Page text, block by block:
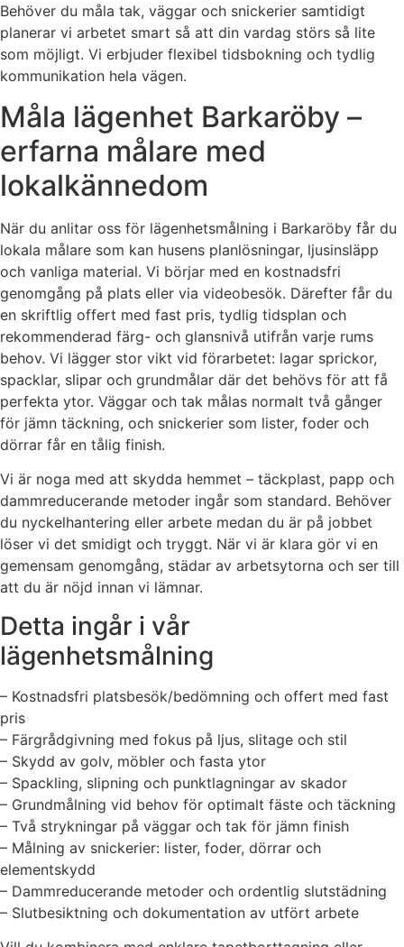
Behöver du måla tak, väggar och snickerier samtidigt
planerar vi arbetet smart så att din vardag störs så lite
som möjligt. Vi erbjuder flexibel tidsbokning och tydlig
kommunikation hela vägen.
Måla lägenhet Barkaröby –
erfarna målare med
lokalkännedom
När du anlitar oss för lägenhetsmålning i Barkaröby får du
lokala målare som kan husens planlösningar, ljusinsläpp
och vanliga material. Vi börjar med en kostnadsfri
genomgång på plats eller via videobesök. Därefter får du
en skriftlig offert med fast pris, tydlig tidsplan och
rekommenderad färg- och glansnivå utifrån varje rums
behov. Vi lägger stor vikt vid förarbetet: lagar sprickor,
spacklar, slipar och grundmålar där det behövs för att få
perfekta ytor. Väggar och tak målas normalt två gånger
för jämn täckning, och snickerier som lister, foder och
dörrar får en tålig finish.
Vi är noga med att skydda hemmet – täckplast, papp och
dammreducerande metoder ingår som standard. Behöver
du nyckelhantering eller arbete medan du är på jobbet
löser vi det smidigt och tryggt. När vi är klara gör vi en
gemensam genomgång, städar av arbetsytorna och ser till
att du är nöjd innan vi lämnar.
Detta ingår i vår
lägenhetsmålning
– Kostnadsfri platsbesök/bedömning och offert med fast
pris
– Färgrådgivning med fokus på ljus, slitage och stil
– Skydd av golv, möbler och fasta ytor
– Spackling, slipning och punktlagningar av skador
– Grundmålning vid behov för optimalt fäste och täckning
– Två strykningar på väggar och tak för jämn finish
– Målning av snickerier: lister, foder, dörrar och
elementskydd
– Dammreducerande metoder och ordentlig slutstädning
– Slutbesiktning och dokumentation av utfört arbete